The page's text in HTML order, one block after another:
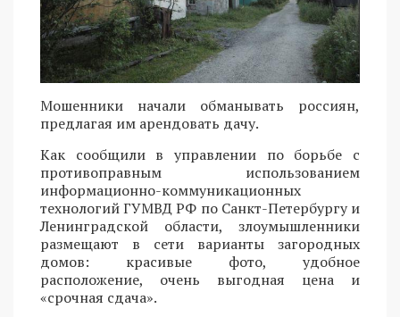
Мошенники начали обманывать россиян,
предлагая им арендовать дачу.
Как сообщили в управлении по борьбе с
противоправным использованием
информационно-коммуникационных
технологий ГУМВД РФ по Санкт-Петербургу и
Ленинградской области, злоумышленники
размещают в сети варианты загородных
домов: красивые фото, удобное
расположение, очень выгодная цена и
«срочная сдача».